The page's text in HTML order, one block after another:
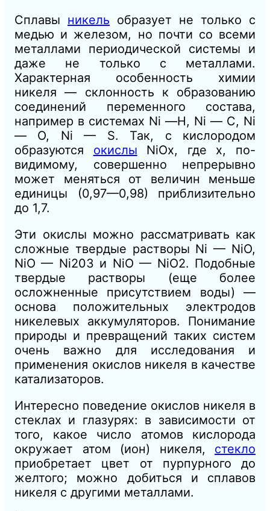
Сплавы никель образует не только с
медью и железом, но почти со всеми
металлами периодической системы и
даже не только с металлами.
Характерная особенность химии
никеля — склонность к образованию
соединений переменного состава,
например в системах Ni —Н, Ni — С, Ni
— О, Ni — S. Так, с кислородом
образуются окислы NiOx, где х, по-
видимому, совершенно непрерывно
может меняться от величин меньше
единицы (0,97—0,98) приблизительно
до 1,7.
Эти окислы можно рассматривать как
сложные твердые растворы Ni — NiO,
NiO — Ni203 и NiO — NiO2. Подобные
твердые растворы (еще более
осложненные присутствием воды) —
основа положительных электродов
никелевых аккумуляторов. Понимание
природы и превращений таких систем
очень важно для исследования и
применения окислов никеля в качестве
катализаторов.
Интересно поведение окислов никеля в
стеклах и глазурях: в зависимости от
того, какое число атомов кислорода
окружает атом (ион) никеля, стекло
приобретает цвет от пурпурного до
желтого; можно добиться и сплавов
никеля с другими металлами.